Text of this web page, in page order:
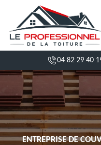
04 82 29 40
ENTREPRISE DE